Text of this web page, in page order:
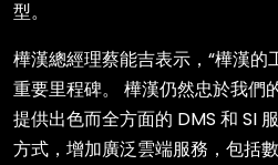
型。
樺漢總經理蔡能吉表示，“樺漢
重要里程碑。 樺漢仍然忠於我們
提供出色而全方面的 DMS 和 SI
方式，增加廣泛雲端服務，包括